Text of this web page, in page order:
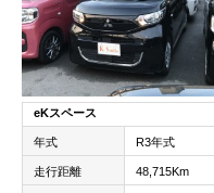
eKスペース
年式 R3年式
走行距離 48,715Km